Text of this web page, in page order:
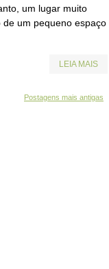
um lugar muito
um pequeno espaço
LEIA MAIS
Postagens mais antigas